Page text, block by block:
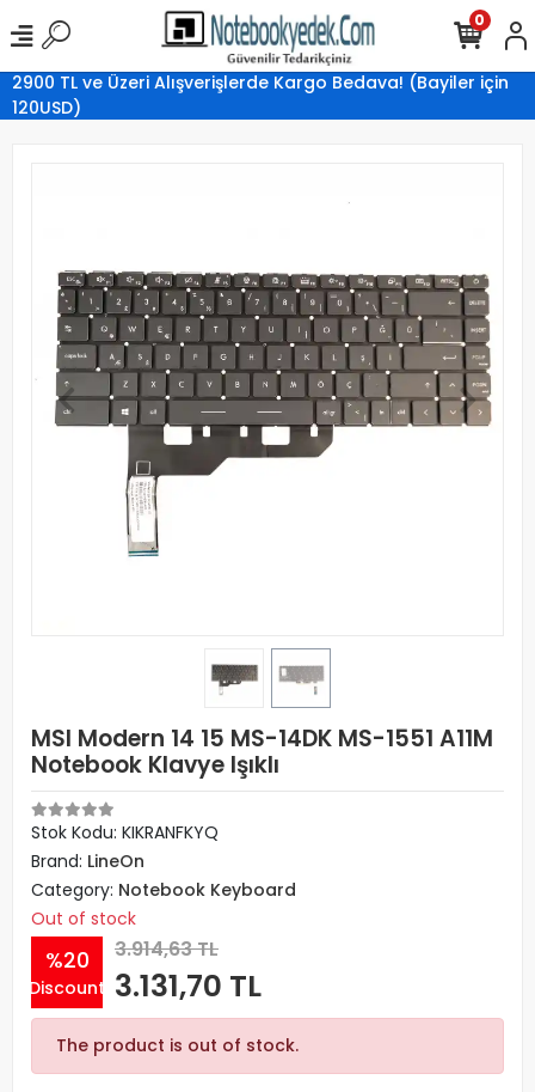
2900 TL ve Üzeri Alışverişlerde Kargo Bedava! (Bayiler için
120USD)
0
MSI Modern 14 15 MS-14DK MS-1551 A11M
Notebook Klavye Işıklı
Stok Kodu: KIKRANFKYQ
Brand: LineOn
Category: Notebook Keyboard
Out of stock
%20
Discount
3.914,63 TL
3.131,70 TL
The product is out of stock.